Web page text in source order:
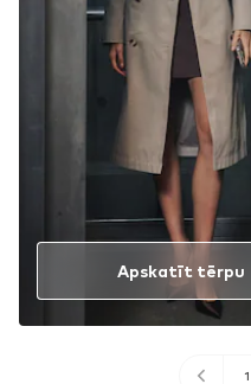
Apskatīt tērpu
1